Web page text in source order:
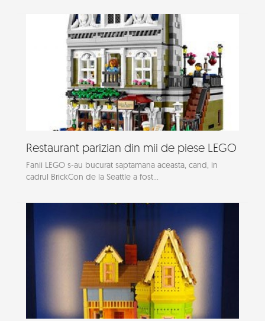
Restaurant parizian din mii de piese LEGO
Fanii LEGO s-au bucurat saptamana aceasta, cand, in
cadrul BrickCon de la Seattle a fost...